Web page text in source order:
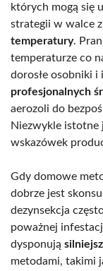
których mogą się
strategii w walce
temperatury.
temperaturze co
dorosłe osobniki
profesjonalnych
aerozoli do
Niezwykle istotne
wskazówek
Gdy domowe
dobrze jest
dezynsekcja
poważnej
dysponują
metodami, takimi